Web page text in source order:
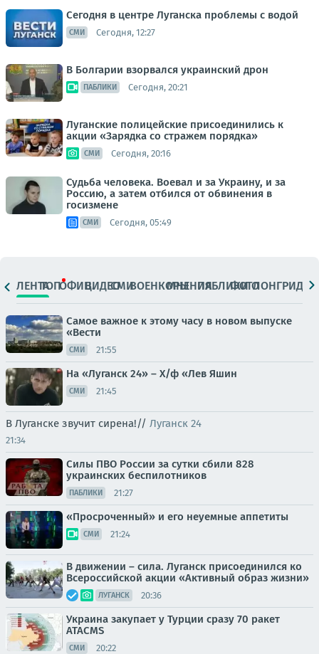
Сегодня в центре Луганска проблемы с водой
СМИ Сегодня, 12:27
В Болгарии взорвался украинский дрон
ПАБЛИКИ Сегодня, 20:21
Луганские полицейские присоединились к
акции «Зарядка со стражем порядка»
СМИ Сегодня, 20:16
Судьба человека. Воевал и за Украину, и за
Россию, а затем отбился от обвинения в
госизмене
СМИ Сегодня, 05:49
ЛЕНТАТОПОФИЦ.ВИДЕОСМИВОЕНКОРЫМНЕНИЯПАБЛИКИ
ФОТОЛОНГРИДЫ
Самое важное к этому часу в новом выпуске
«Вести
СМИ 21:55
На «Луганск 24» – Х/ф «Лев Яшин
СМИ 21:45
В Луганске звучит сирена!// Луганск 24
21:34
Силы ПВО России за сутки сбили 828
украинских беспилотников
ПАБЛИКИ 21:27
«Просроченный» и его неуемные аппетиты
СМИ 21:24
В движении – сила. Луганск присоединился ко
Всероссийской акции «Активный образ жизни»
ЛУГАНСК 20:36
Украина закупает у Турции сразу 70 ракет
ATACMS
СМИ 20:22